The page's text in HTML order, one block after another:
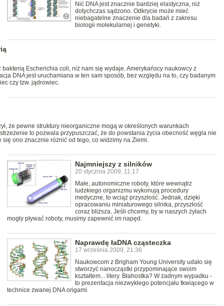
Nić DNA jest znacznie bardziej elastyczna, niż
dotychczas sądzono. Odkrycie może mieć
niebagatelne znaczenie dla badań z zakresu
biologii molekularnej i genetyki.
Escherichia coli, niż nam się wydaje. Amerykańscy naukowcy z
DNA jest uruchamiana w ten sam sposób, bez względu na to, czy badanym
czy tzw. jądrowiec.
że pewne struktury nieorganiczne mogą w określonych warunkach
to pozwala przypuszczać, że do powstania życia obecność węgla nie
ono znacznie różnić od tego, co widzimy na Ziemi.
Najmniejszy z silników
20 stycznia 2009, 11:17
Małe, autonomiczne roboty, które wewnątrz
ludzkiego organizmu wykonują procedury
medyczne, to wciąż przyszłość. Jednak, dzięki
opracowaniu miniaturowego silnika, przyszłość
coraz bliższa. Jeśli chcemy, by w naszych żyłach
mogły pływać roboty, musimy zapewnić im napęd.
Naprawdę łaDNA cząsteczka
17 września 2009, 21:36
Naukowcom z Brigham Young University udało się
stworzyć nanocząstki przypominające swoim
kształtem... litery. Błahostka? W żadnym wypadku -
to prezentacja niezwykłego potencjału tkwiącego w
technice zwanej DNA origami.